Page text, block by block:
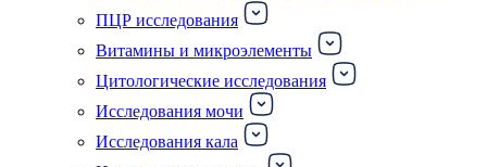
ПЦР исследования
Витамины и микроэлементы
Цитологические исследования
Исследования мочи
Исследования кала